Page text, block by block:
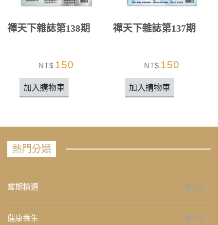
禪天下雜誌第138期
NT$ 150
加入購物車
禪天下雜誌第137期
NT$ 150
加入購物車
熱門分類
當期精選 658
健康養生 276